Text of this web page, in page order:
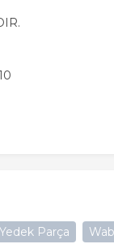
Parça